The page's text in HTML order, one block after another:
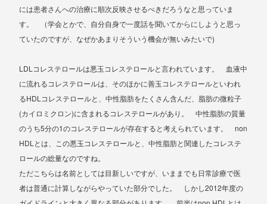
には患者さんへの治療に順次反映させるべきだろうなと思っていま
す。 （学会とかで、自分自身で一度話を聞いてからにしようと思っ
ていたのですが、なぜかあまりそういう機会が無いみたいで)
LDL コレステロールは悪玉コレステロールと言われています。 血液中
に流れるコレステロールは、そのほかに善玉コレステロールといわれ
るHDL コレステロールと、中性脂肪をたくさん含んだ、脂肪の微粒子
(カイロミクロン)に含まれるコレステロールがあり。 中性脂肪の質量
のうち5分の1のコレステロールが存在すると考えられています。non
HDL とは、この悪玉コレステロールと、中性脂肪と関連したコレステ
ロールの総量なのですね。
ただこちらは名前としては目新しいですが、いままでも日常診療で医
者は普通に計算しながらやっていた部分でした。 しかし2012年度の